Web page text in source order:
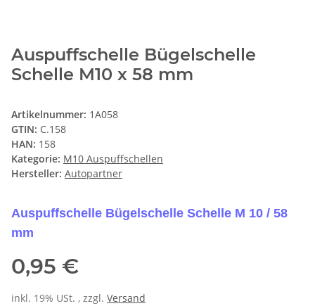
Auspuffschelle Bügelschelle
Schelle M10 x 58 mm
Artikelnummer: 1A058
GTIN: C.158
HAN: 158
Kategorie: M10 Auspuffschellen
Hersteller: Autopartner
Auspuffschelle Bügelschelle Schelle M 10 / 58
mm
0,95 €
inkl. 19% USt. , zzgl. Versand